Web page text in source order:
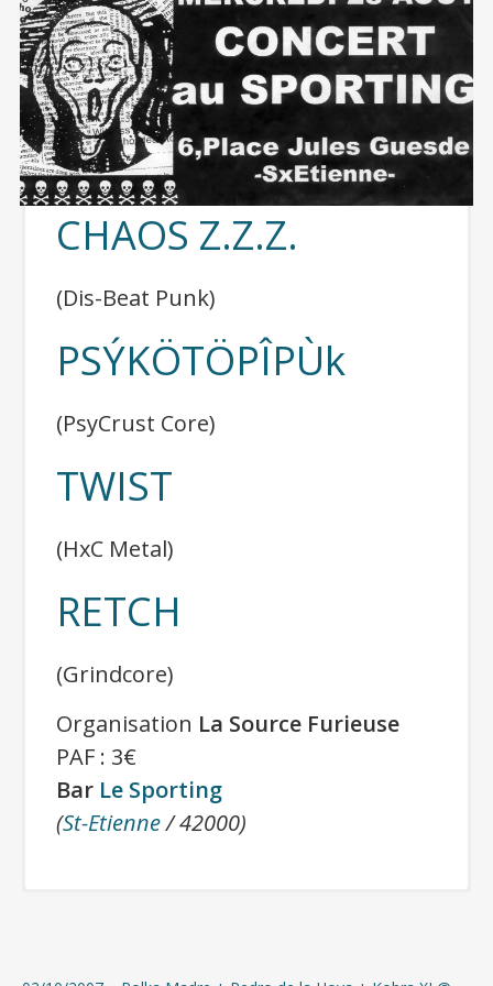
CHAOS Z.Z.Z.
(Dis-Beat Punk)
PSÝKÖTÖPÎPÙk
(PsyCrust Core)
TWIST
(HxC Metal)
RETCH
(Grindcore)
Organisation La Source Furieuse
PAF : 3€
Bar Le Sporting
(St-Etienne/ 42000)